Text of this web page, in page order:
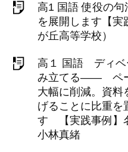
高1 国語 使役の
を展開します【実
が丘高等学校）
高１ 国語 ディ
み立てる―― ペー
大幅に削減。資料
げることに比重を
す 【実践事例】
小林真緒